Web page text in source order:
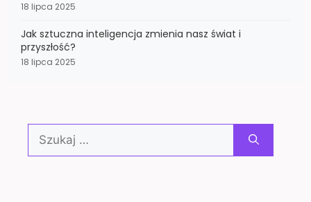
18 lipca 2025
Jak sztuczna inteligencja zmienia nasz świat i
przyszłość?
18 lipca 2025
Szukaj: